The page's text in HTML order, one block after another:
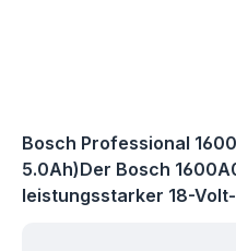
Bosch Professional
5.0Ah)Der Bosch
leistungsstarker 18-